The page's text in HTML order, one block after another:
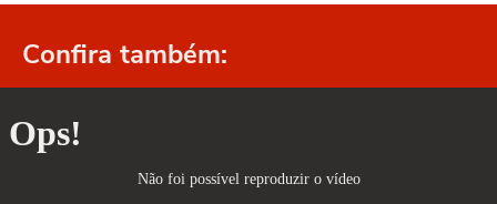
Confira também: